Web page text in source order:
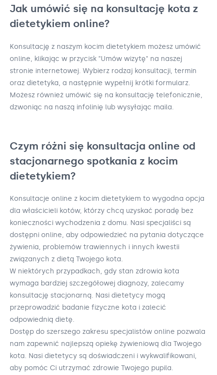
Jak umówić się na konsultację kota z
dietetykiem online?
Konsultację z naszym kocim dietetykiem możesz umówić
online, klikając w przycisk "Umów wizytę" na naszej
stronie internetowej. Wybierz rodzaj konsultacji, termin
oraz dietetyka, a następnie wypełnij krótki formularz.
Możesz również umówić się na konsultację telefonicznie,
dzwoniąc na naszą infolinię lub wysyłając maila.
Czym różni się konsultacja online od
stacjonarnego spotkania z kocim
dietetykiem?
Konsultacje online z kocim dietetykiem to wygodna opcja
dla właścicieli kotów, którzy chcą uzyskać poradę bez
konieczności wychodzenia z domu. Nasi specjaliści są
dostępni online, aby odpowiedzieć na pytania dotyczące
żywienia, problemów trawiennych i innych kwestii
związanych z dietą Twojego kota.
W niektórych przypadkach, gdy stan zdrowia kota
wymaga bardziej szczegółowej diagnozy, zalecamy
konsultację stacjonarną. Nasi dietetycy mogą
przeprowadzić badanie fizyczne kota i zalecić
odpowiednią dietę.
Dostęp do szerszego zakresu specjalistów online pozwala
nam zapewnić najlepszą opiekę żywieniową dla Twojego
kota. Nasi dietetycy są doświadczeni i wykwalifikowani,
aby pomóc Ci utrzymać zdrowie Twojego pupila.